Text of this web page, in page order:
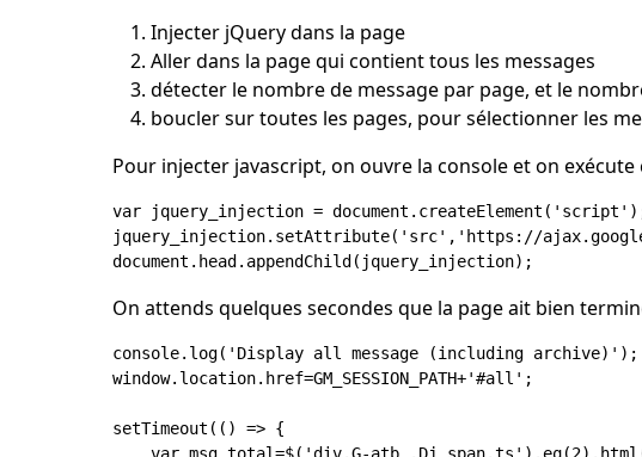
Injecter jQuery dans la page
Aller dans la page qui contient tous les messages
détecter le nombre de message par page, et le
boucler sur toutes les pages, pour sélectionner les
Pour injecter javascript, on ouvre la console et on exécute
var jquery_injection =
jquery_injection.setAttribute('src','https://
On attends quelques secondes que la page ait bien
console.log('Display all message (including archive)');
window.location.href=GM_SESSION_PATH+'#all';
setTimeout(() => {